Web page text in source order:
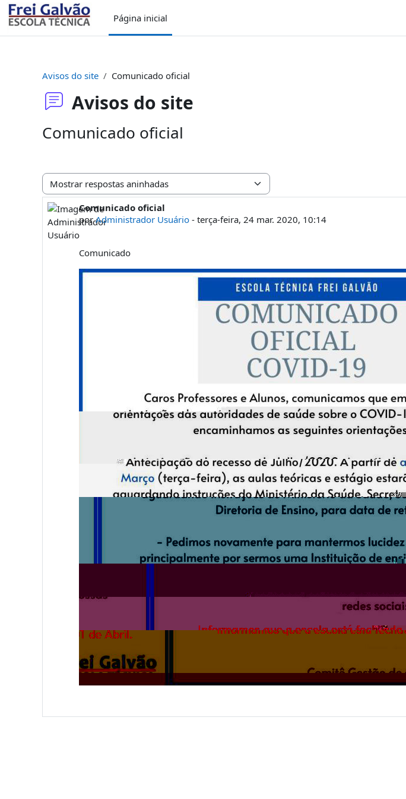
Ir para o conteúdo principal
Página inicial
Avisos do site Comunicado oficial
Avisos do site
Comunicado oficial
Modo de visualização
Comunicado oficial
porAdministrador Usuário - terça-feira, 24 mar. 2020, 10:14
Número de respostas: 0
Comunicado